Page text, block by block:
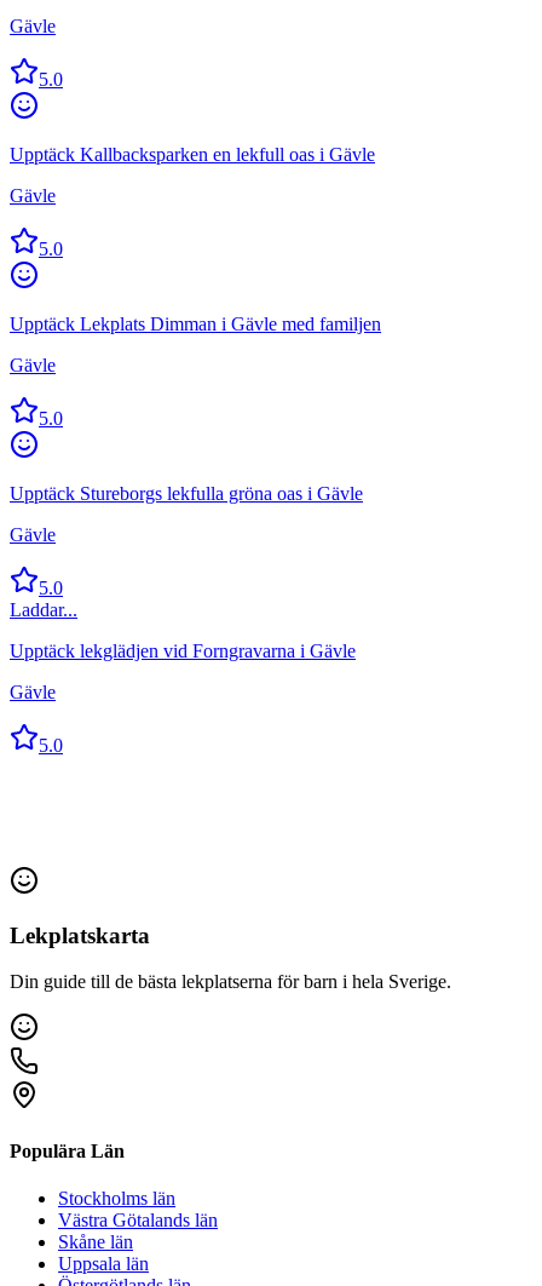
Gävle
5.0
Upptäck Kallbacksparken en lekfull oas i Gävle
Gävle
5.0
Upptäck Lekplats Dimman i Gävle med familjen
Gävle
5.0
Upptäck Stureborgs lekfulla gröna oas i Gävle
Gävle
5.0
Laddar...
Upptäck lekglädjen vid Forngravarna i Gävle
Gävle
5.0
Lekplatskarta
Din guide till de bästa lekplatserna för barn i hela Sverige.
Populära Län
Stockholms län
Västra Götalands län
Skåne län
Uppsala län